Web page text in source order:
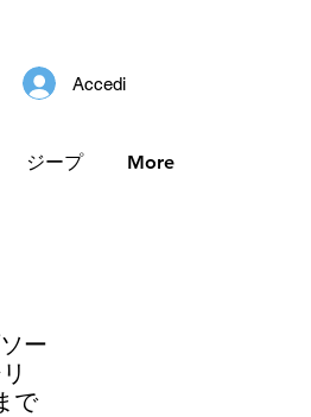
Accedi
ジープ More
ー
で